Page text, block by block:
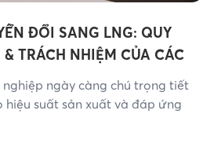
ĐỔI SANG LNG: QUY
TRÁCH NHIỆM CỦA CÁC
ngày càng chú trọng tiết
hiệu suất sản xuất và đáp ứng
lên như một trong những giải